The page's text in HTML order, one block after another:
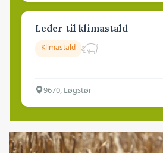
Leder til klimastald
Klimastald
9670, Løgstør